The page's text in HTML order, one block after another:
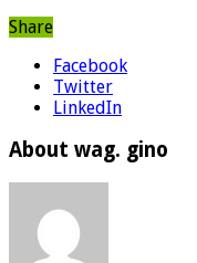
Share
Facebook
Twitter
LinkedIn
About wag. gino